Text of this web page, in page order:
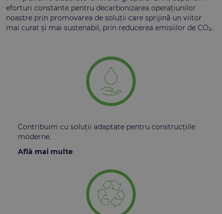
eforturi constante pentru decarbonizarea operațiunilor
noastre prin promovarea de soluții care sprijină un viitor
mai curat și mai sustenabil, prin reducerea emisiilor de CO₂.
Contribuim cu soluții adaptate pentru construcțiile
moderne.
Află mai multe